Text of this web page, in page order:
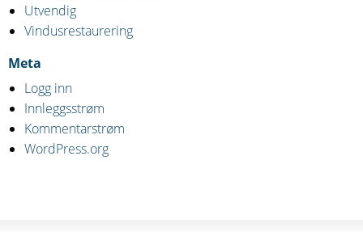
Utvendig
Vindusrestaurering
Meta
Logg inn
Innleggsstrøm
Kommentarstrøm
WordPress.org